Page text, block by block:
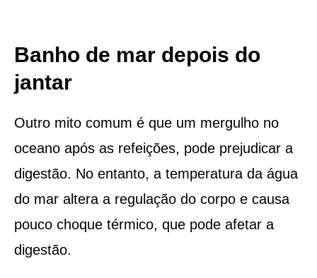
Banho de mar depois do
jantar
Outro mito comum é que um mergulho no
oceano após as refeições, pode prejudicar a
digestão. No entanto, a temperatura da água
do mar altera a regulação do corpo e causa
pouco choque térmico, que pode afetar a
digestão.